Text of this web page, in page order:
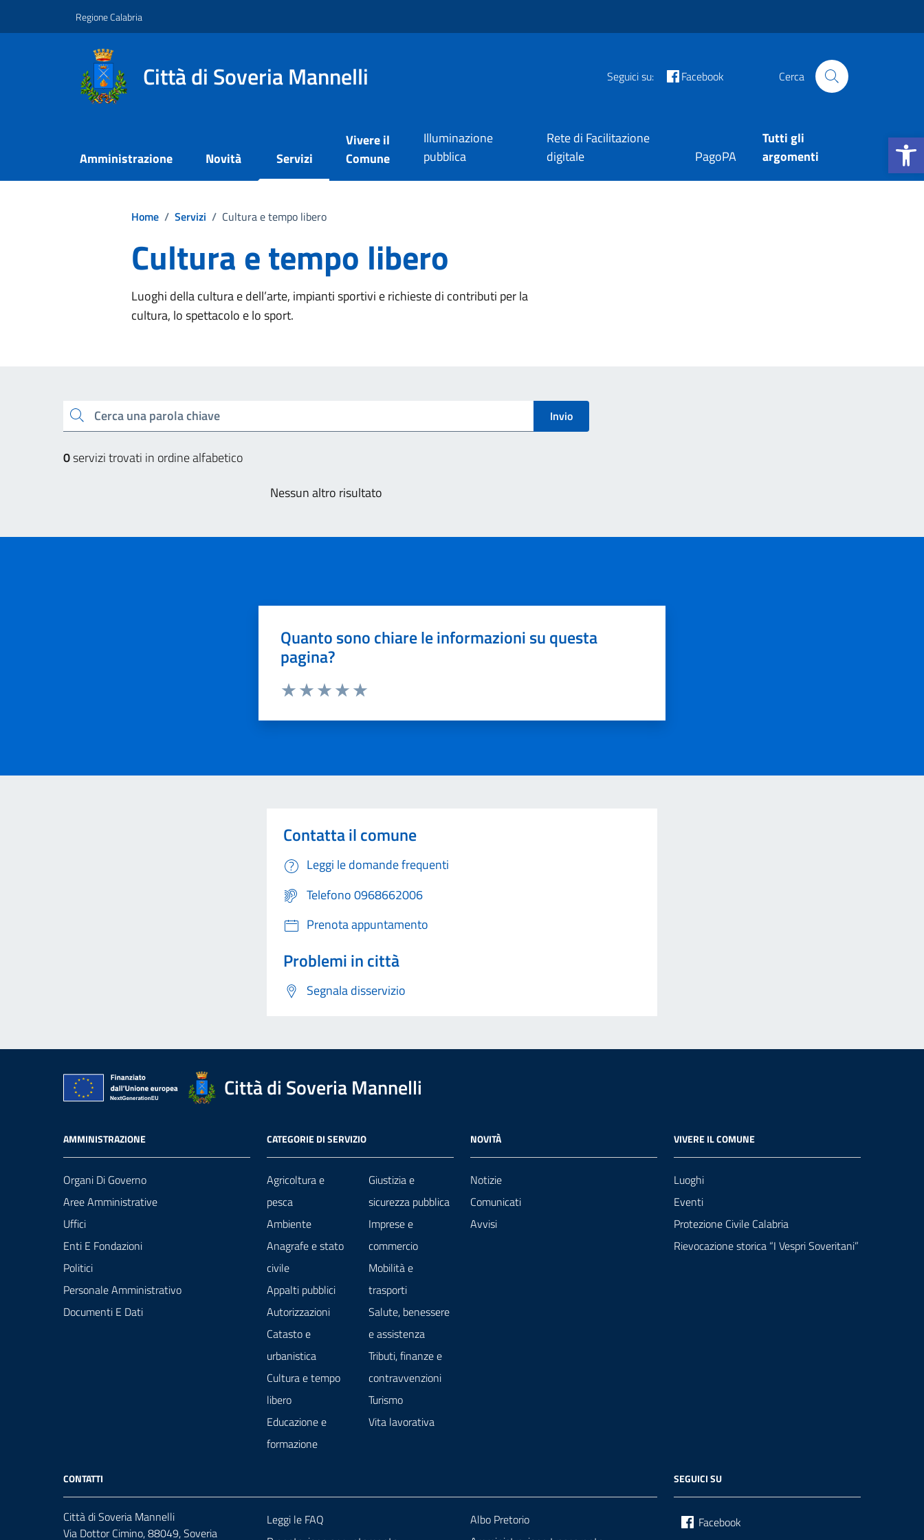
Apri la
Regione Calabria
Città di Soveria Mannelli Seguici su: Facebook Cerca
Amministrazione Novità Servizi
Vivere il
Comune
Illuminazione
pubblica
Rete di Facilitazione
digitale
PagoPA
Tutti gli
argomenti
Home / Servizi / Cultura e tempo libero
Cultura e tempo libero
Luoghi della cultura e dell’arte, impianti sportivi e richieste di contributi per la
cultura, lo spettacolo e lo sport.
Cerca una parola chiave Invio
0servizi trovati in ordine alfabetico
Nessun altro risultato
Quanto sono chiare le informazioni su questa
pagina?
Contatta il comune
Leggi le domande frequenti
Telefono 0968662006
Prenota appuntamento
Problemi in città
Segnala disservizio
Città di Soveria Mannelli
AMMINISTRAZIONE
Organi Di Governo
Aree Amministrative
Uffici
Enti E Fondazioni
Politici
Personale Amministrativo
Documenti E Dati
CATEGORIE DI SERVIZIO
Agricoltura e
pesca
Ambiente
Anagrafe e stato
civile
Appalti pubblici
Autorizzazioni
Catasto e
urbanistica
Cultura e tempo
libero
Educazione e
formazione
Giustizia e
sicurezza pubblica
Imprese e
commercio
Mobilità e
trasporti
Salute, benessere
e assistenza
Tributi, finanze e
contravvenzioni
Turismo
Vita lavorativa
NOVITÀ
Notizie
Comunicati
Avvisi
VIVERE IL COMUNE
Luoghi
Eventi
Protezione Civile Calabria
Rievocazione storica “I Vespri Soveritani”
CONTATTI
Città di Soveria Mannelli
Via Dottor Cimino, 88049, Soveria
Leggi le FAQ
Albo Pretorio
SEGUICI SU
Facebook